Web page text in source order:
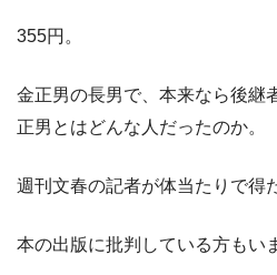
355円。
金正男の長男で、本来なら後継
正男とはどんな人だったのか。
週刊文春の記者が体当たりで得
本の出版に批判している方もい